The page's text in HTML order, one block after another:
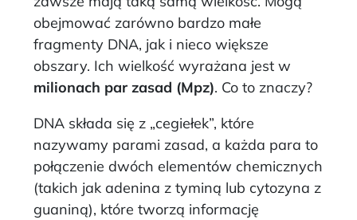
obejmować zarówno bardzo małe
fragmenty DNA, jak i nieco większe
obszary. Ich wielkość wyrażana jest w
milionach par zasad (Mpz). Co to znaczy?
DNA składa się z „cegiełek”, które
nazywamy parami zasad, a każda para to
połączenie dwóch elementów chemicznych
(takich jak adenina z tyminą lub cytozyna z
guaniną), które tworzą informację